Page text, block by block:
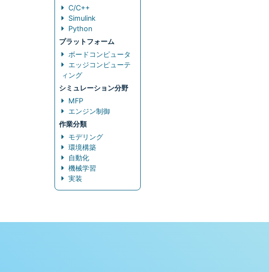
C/C++
Simulink
Python
プラットフォーム
ボードコンピュータ
エッジコンピューテ
ィング
シミュレーション分野
MFP
エンジン制御
作業分類
モデリング
環境構築
自動化
機械学習
実装